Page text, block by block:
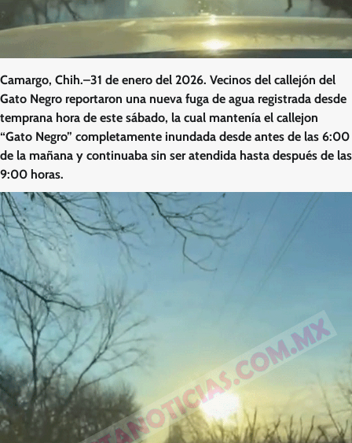
Camargo, Chih.–31 de enero del 2026. Vecinos del callejón del
Gato Negro reportaron una nueva fuga de agua registrada desde
temprana hora de este sábado, la cual mantenía el callejon
“Gato Negro” completamente inundada desde antes de las 6:00
de la mañana y continuaba sin ser atendida hasta después de las
9:00 horas.